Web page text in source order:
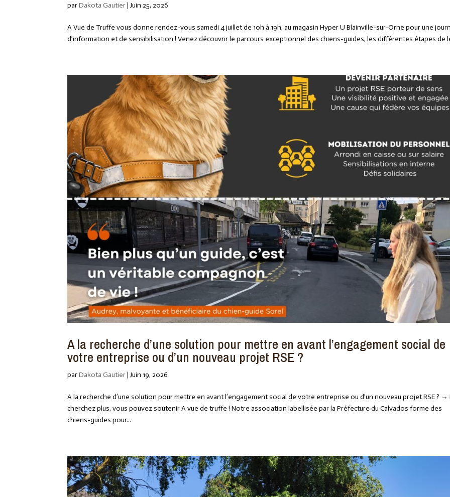
parDakota Gautier |Juin 25, 2026
A Vue de Truffe vous donne rendez-vous samedi 4 juillet de 10h à 19h, au magasin Hyper U Blainville-sur-Orne pour une
d’information et de sensibilisation ! Venez découvrir le parcours exceptionnel des chiens-guides, les différentes étapes de
A la recherche d’une solution pour mettre en avant l’engagement social de
votre entreprise ou d’un nouveau projet RSE ?
parDakota Gautier |Juin 19, 2026
A la recherche d’une solution pour mettre en avant l’engagement social de votre entreprise ou d’un nouveau projet RSE ? →
cherchez plus, vous pouvez soutenir A vue de truffe ! Notre association labellisée par la Préfecture du Calvados forme des
chiens-guides pour...